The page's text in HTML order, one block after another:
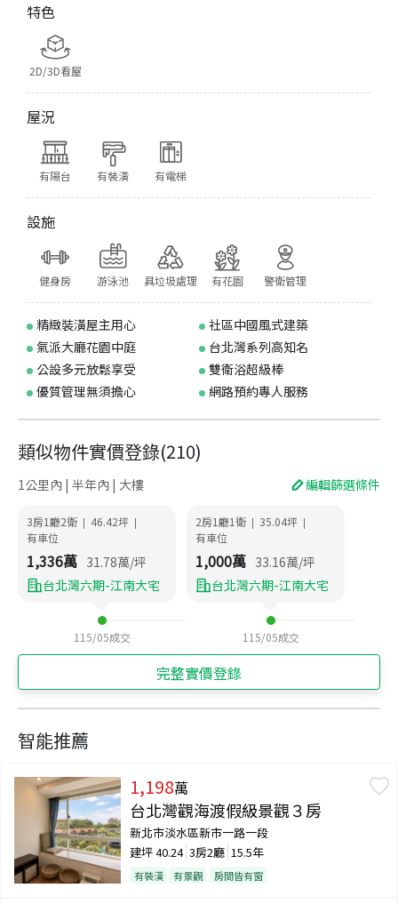
特色
2D/3D看屋
屋況
有陽台 有裝潢 有電梯
設施
健身房 游泳池 具垃圾處理 有花園 警衛管理
精緻裝潢屋主用心
社區中國風式建築
氣派大廳花園中庭
台北灣系列高知名
公設多元放鬆享受
雙衛浴超級棒
優質管理無須擔心
網路預約專人服務
類似物件實價登錄(210)
1公里內 | 半年內 | 大樓 編輯篩選條件
3房1廳2衛 | 46.42坪 |
有車位
1,336萬 31.78萬/坪
台北灣六期-江南大宅
115/05成交
2房1廳1衛 | 35.04坪 |
有車位
1,000萬 33.16萬/坪
台北灣六期-江南大宅
115/05成交
完整實價登錄
智能推薦
1,198萬
台北灣觀海渡假級景觀３房
新北市淡水區新市一路一段
建坪40.24 3房2廳 15.5年
有裝潢 有景觀 房間皆有窗